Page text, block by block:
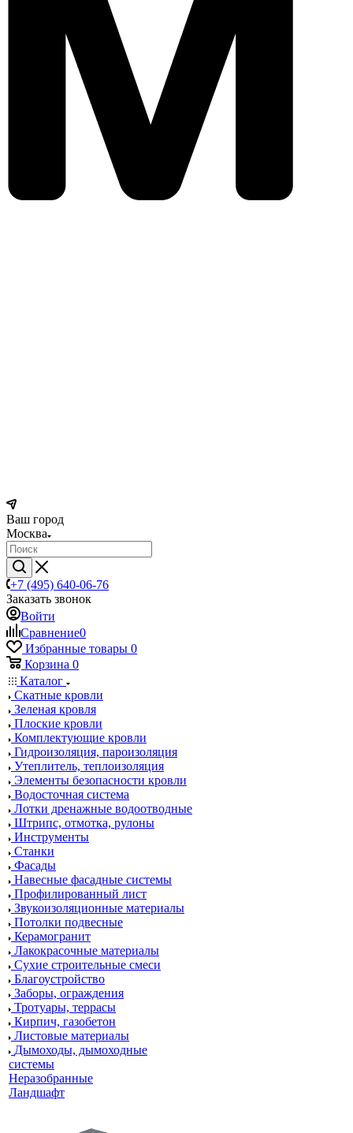
Ваш город
Москва
+7 (495) 640-06-76
Заказать звонок
Войти
Сравнение0
Избранные товары 0
Корзина 0
Каталог
Скатные кровли
Зеленая кровля
Плоские кровли
Комплектующие кровли
Гидроизоляция, пароизоляция
Утеплитель, теплоизоляция
Элементы безопасности кровли
Водосточная система
Лотки дренажные водоотводные
Штрипс, отмотка, рулоны
Инструменты
Станки
Фасады
Навесные фасадные системы
Профилированный лист
Звукоизоляционные материалы
Потолки подвесные
Керамогранит
Лакокрасочные материалы
Сухие строительные смеси
Благоустройство
Заборы, ограждения
Тротуары, террасы
Кирпич, газобетон
Листовые материалы
Дымоходы, дымоходные
системы
Неразобранные
Ландшафт